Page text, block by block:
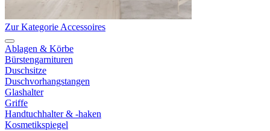
Zur Kategorie Accessoires
Ablagen & Körbe
Bürstengarnituren
Duschsitze
Duschvorhangstangen
Glashalter
Griffe
Handtuchhalter & -haken
Kosmetikspiegel